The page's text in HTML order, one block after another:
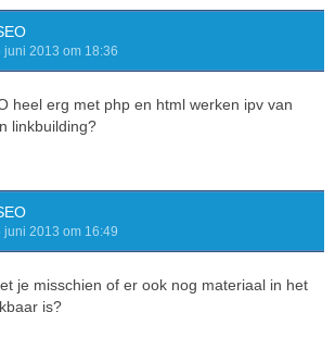
juni 2013 om 18:36
heel erg met php en html werken ipv van
linkbuilding?
juni 2013 om 16:49
je misschien of er ook nog materiaal in het
is?